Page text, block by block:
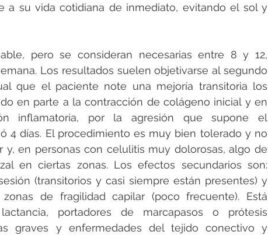
a su vida cotidiana de inmediato, evitando el sol y
pero se consideran necesarias entre 8 y 12,
Los resultados suelen objetivarse al segundo
que el paciente note una mejoría transitoria los
en parte a la contracción de colágeno inicial y en
inflamatoria, por la agresión que supone el
4 días. El procedimiento es muy bien tolerado y no
y, en personas con celulitis muy dolorosas, algo de
en ciertas zonas. Los efectos secundarios son:
(transitorios y casi siempre están presentes) y
de fragilidad capilar (poco frecuente). Está
portadores de marcapasos o prótesis
graves y enfermedades del tejido conectivo y